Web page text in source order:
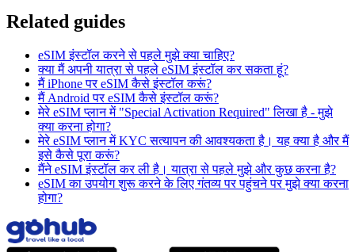
Related guides
eSIM इंस्टॉल करने से पहले मुझे क्या चाहिए?
क्या मैं अपनी यात्रा से पहले eSIM इंस्टॉल कर सकता हूं?
मैं iPhone पर eSIM कैसे इंस्टॉल करूं?
मैं Android पर eSIM कैसे इंस्टॉल करूं?
मेरे eSIM प्लान में "Special Activation Required" लिखा है - मुझे
क्या करना होगा?
मेरे eSIM प्लान में KYC सत्यापन की आवश्यकता है। यह क्या है और मैं
इसे कैसे पूरा करूं?
मैंने eSIM इंस्टॉल कर ली है। यात्रा से पहले मुझे और कुछ करना है?
eSIM का उपयोग शुरू करने के लिए गंतव्य पर पहुंचने पर मुझे क्या करना
होगा?